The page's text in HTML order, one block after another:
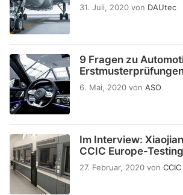
31. Juli, 2020 von DAUtec
9 Fragen zu
6. Mai, 2020 von ASO
Im Interview:
CCIC Europe-
27. Februar, 2020 von CCIC